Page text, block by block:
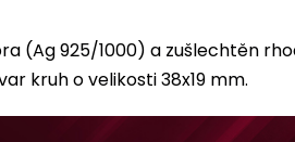
(Ag 925/1000) a zušlechtěn
kruh o velikosti 38x19 mm.